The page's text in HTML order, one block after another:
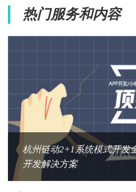
热门服务和内容
杭州链动2+1系统模式开发
开发解决方案